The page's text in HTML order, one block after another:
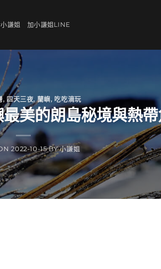
謙姐 加小謙姐LINE
, 四天三夜,蘭嶼, 吃吃滴玩
美的朗島秘境與熱
2022-10-15 BY小謙姐